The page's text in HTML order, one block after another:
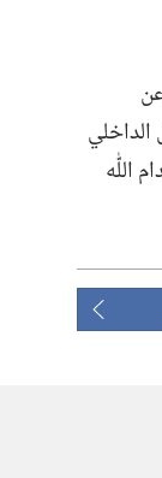
الداخلي
اللّٰه